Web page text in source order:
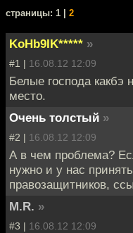
cтраницы: 1 | 2
KoHb9IK***** »
#1 | 16.08.12 12:09
Белые господа какбэ
место.
Очень толстый »
#2 | 16.08.12 12:09
А в чем проблема?
нужно и у нас
правозащитников,
M.R. »
#3 | 16.08.12 12:09